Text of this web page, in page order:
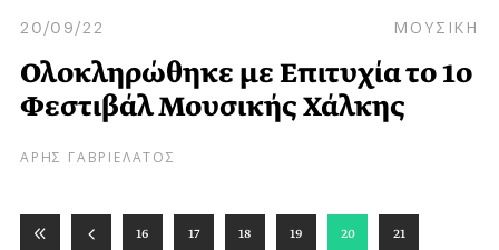
20/09/22 ΜΟΥΣΙΚΗ
Ολοκληρώθηκε με Επιτυχία το 1ο
Φεστιβάλ Μουσικής Χάλκης
ΑΡΗΣ ΓΑΒΡΙΕΛΑΤΟΣ
16 17 18 19 20 21